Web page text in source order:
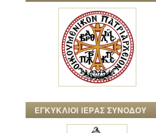
ΕΓΚΥΚΛΙΟΙ ΙΕΡΑΣ ΣΥΝΟΔΟΥ